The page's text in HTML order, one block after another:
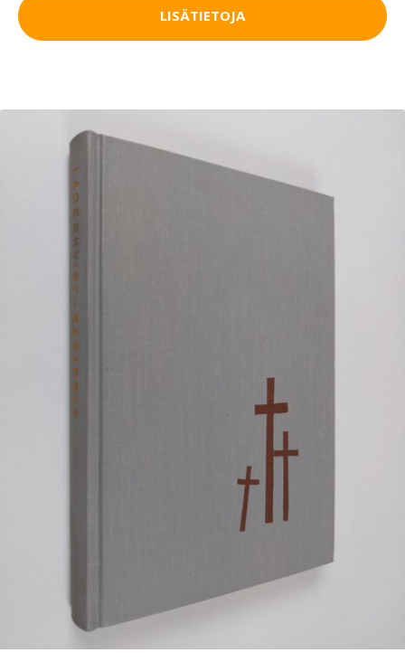
LISÄTIETOJA